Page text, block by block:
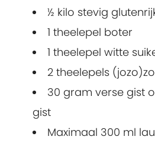
½ kilo stevig
1 theelepel boter
1 theelepel witte
2 theelepels
30 gram verse gist
gist
Maximaal 300 ml